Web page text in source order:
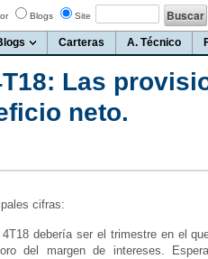
Blogs Site
Carteras A. Técnico
Las
neto.
cifras:
debería ser el trimestre en el
del margen de intereses.